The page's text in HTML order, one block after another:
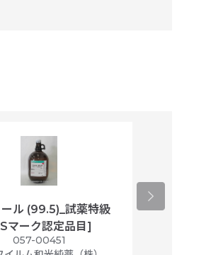
ル (99.5)_試薬特級
マーク認定品目]
057-00451
アセトニト